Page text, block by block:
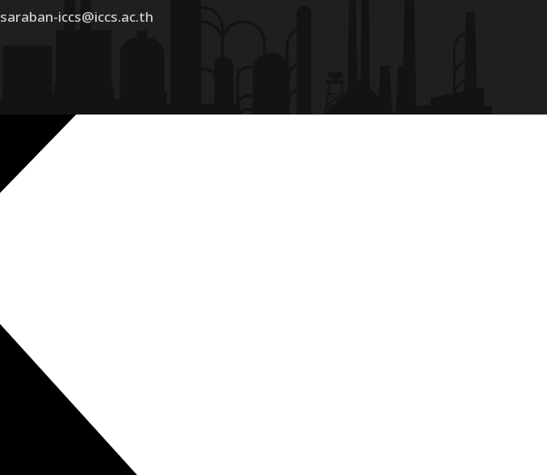
saraban-iccs@iccs.ac.th